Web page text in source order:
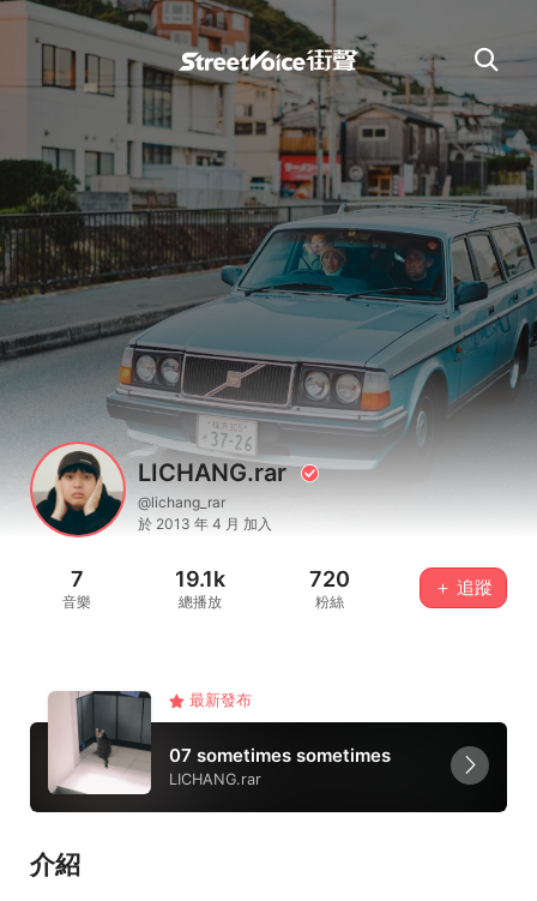
LICHANG.rar
@lichang_rar
於 2013 年 4 月 加入
7
音樂
19.1k
總播放
720
粉絲
＋ 追蹤
最新發布
07 sometimes sometimes
LICHANG.rar
介紹